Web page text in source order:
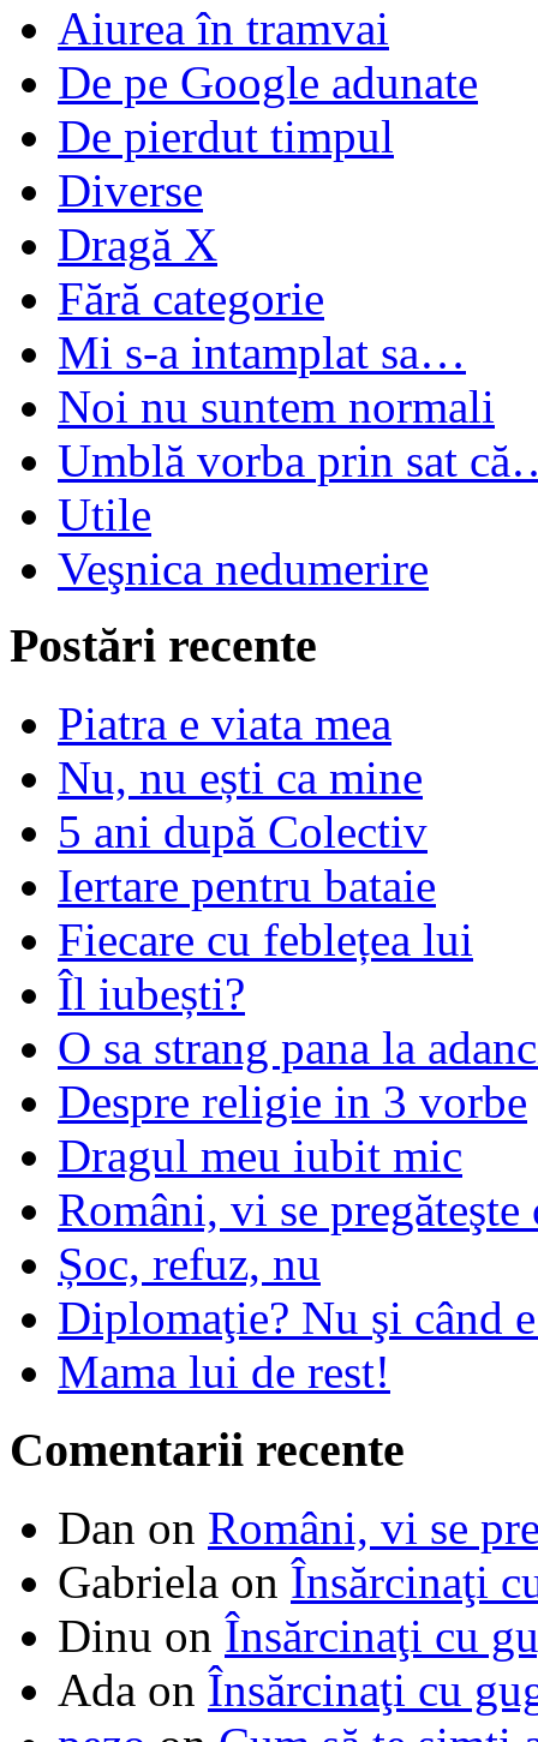
Aiurea în tramvai
De pe Google adunate
De pierdut timpul
Diverse
Dragă X
Fără categorie
Mi s-a intamplat sa…
Noi nu suntem normali
Umblă vorba prin sat
Utile
Veşnica nedumerire
Postări recente
Piatra e viata mea
Nu, nu ești ca mine
5 ani după Colectiv
Iertare pentru bataie
Fiecare cu feblețea lui
Îl iubești?
O sa strang pana la
Despre religie in 3 vorbe
Dragul meu iubit mic
Români, vi se pregăteşte
Șoc, refuz, nu
Diplomaţie? Nu şi când
Mama lui de rest!
Comentarii recente
Dan on Români, vi se
Gabriela on Însărcinaţi
Dinu on Însărcinaţi cu
Ada on Însărcinaţi cu